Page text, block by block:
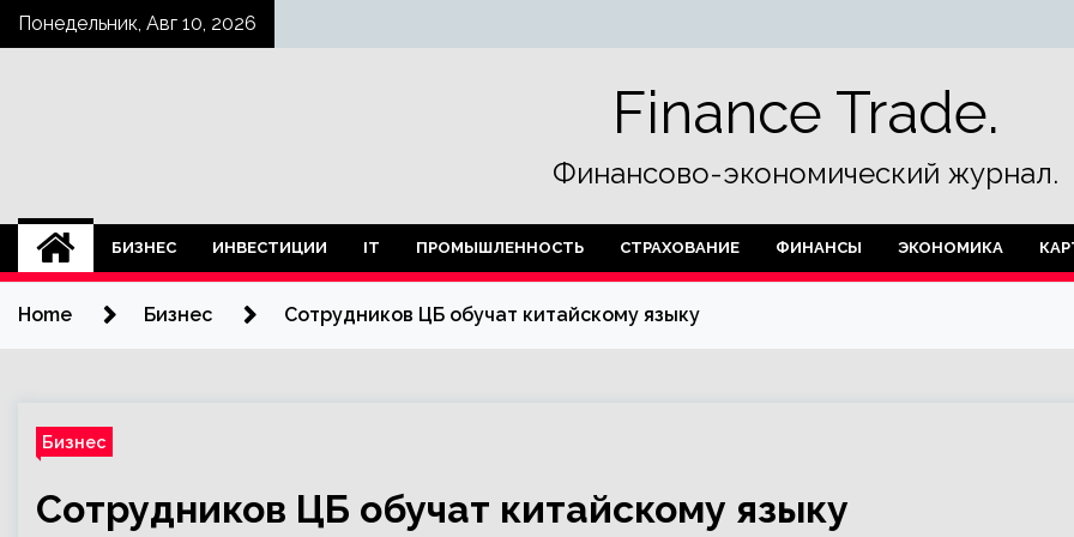
SkipПонедельник, Авг 10, 2026
Finance Trade.
Финансово-экономический журнал.
БИЗНЕС ИНВЕСТИЦИИ IT ПРОМЫШЛЕННОСТЬ СТРАХОВАНИЕ ФИНАНСЫ ЭКОНОМИКА
Home Бизнес Сотрудников ЦБ обучат китайскому языку
Бизнес
Сотрудников ЦБ обучат китайскому языку